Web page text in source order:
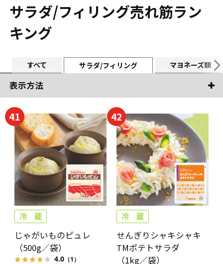
サラダ/フィリング売れ筋ラン
キング
すべて サラダ/フィリング マヨネーズ類
表示方法
41
じゃがいものピュレ
（500g／袋）
4.0 （1）
42
せんぎりシャキシャキ
TMポテトサラダ
（1kg／袋）